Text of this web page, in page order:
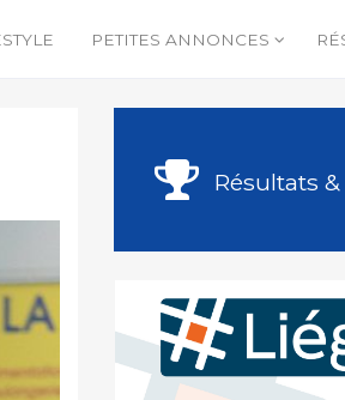
PETITES ANNONCES
Résultats